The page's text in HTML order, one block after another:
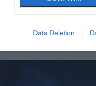
Data Deletion
Αυτά είναι τα
Λιονέλ Μέσι